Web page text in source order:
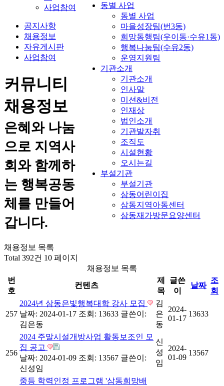
동별 사업
동별 사업
마을성장팀(번3동)
희망동행팀(우이동·수유1동)
행복나눔팀(수유2동)
운영지원팀
기관소개
기관소개
인사말
미션&비전
인재상
법인소개
기관발자취
조직도
시설현황
오시는길
부설기관
부설기관
삼동어린이집
삼동지역아동센터
삼동재가방문요양센터
사업참여
공지사항
채용정보
자유게시판
사업참여
커뮤니티
채용정보
은혜와 나눔
으로 지역사
회와 함께하
는 행복공동
체를 만들어
갑니다.
채용정보 목록
Total 392건 10 페이지
채용정보 목록
번
호
컨텐츠
제
목
글쓴
이
날짜
조
회
257
2024년 삼동은빛행복대학 강사 모집
날짜: 2024-01-17 조회: 13633 글쓴이:
김은동
김
은
동
2024-
01-17
13633
256
2024 주말시설개방사업 활동보조인 모
집 공고
날짜: 2024-01-09 조회: 13567 글쓴이:
신성임
신
성
임
2024-
01-09
13567
중등 학력인정 프로그램 '삼동희망배